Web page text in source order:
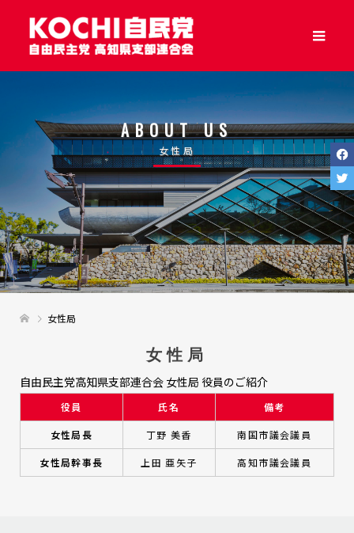
ABOUT US
女性局
女性局
女性局
自由民主党高知県支部連合会 女性局 役員のご紹介
役員 氏名 備考
女性局長 丁野 美香 南国市議会議員
女性局幹事長 上田 亜矢子 高知市議会議員